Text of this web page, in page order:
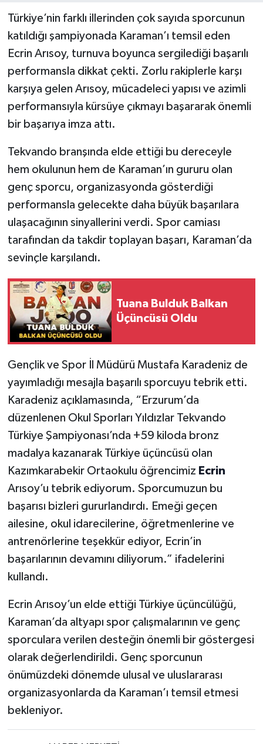
Türkiye’nin farklı illerinden çok sayıda sporcunun
katıldığı şampiyonada Karaman’ı temsil eden
Ecrin Arısoy, turnuva boyunca sergilediği başarılı
performansla dikkat çekti. Zorlu rakiplerle karşı
karşıya gelen Arısoy, mücadeleci yapısı ve azimli
performansıyla kürsüye çıkmayı başararak önemli
bir başarıya imza attı.
Tekvando branşında elde ettiği bu dereceyle
hem okulunun hem de Karaman’ın gururu olan
genç sporcu, organizasyonda gösterdiği
performansla gelecekte daha büyük başarılara
ulaşacağının sinyallerini verdi. Spor camiası
tarafından da takdir toplayan başarı, Karaman’da
sevinçle karşılandı.
Tuana Bulduk Balkan
Üçüncüsü Oldu
Gençlik ve Spor İl Müdürü Mustafa Karadeniz de
yayımladığı mesajla başarılı sporcuyu tebrik etti.
Karadeniz açıklamasında, “Erzurum’da
düzenlenen Okul Sporları Yıldızlar Tekvando
Türkiye Şampiyonası’nda +59 kiloda bronz
madalya kazanarak Türkiye üçüncüsü olan
Kazımkarabekir Ortaokulu öğrencimiz Ecrin
Arısoy’u tebrik ediyorum. Sporcumuzun bu
başarısı bizleri gururlandırdı. Emeği geçen
ailesine, okul idarecilerine, öğretmenlerine ve
antrenörlerine teşekkür ediyor, Ecrin’in
başarılarının devamını diliyorum.” ifadelerini
kullandı.
Ecrin Arısoy’un elde ettiği Türkiye üçüncülüğü,
Karaman’da altyapı spor çalışmalarının ve genç
sporculara verilen desteğin önemli bir göstergesi
olarak değerlendirildi. Genç sporcunun
önümüzdeki dönemde ulusal ve uluslararası
organizasyonlarda da Karaman’ı temsil etmesi
bekleniyor.